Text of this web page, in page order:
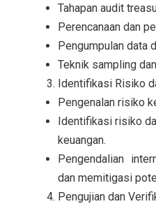
Tahapan audit
Perencanaan dan
Pengumpulan data
Teknik sampling
Identifikasi Risiko
Pengenalan risiko
Identifikasi risiko
keuangan.
Pengendalian
dan memitigasi
Pengujian dan